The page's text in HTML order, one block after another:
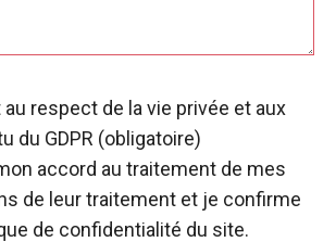
respect de la vie privée et aux
du GDPR (obligatoire)
accord au traitement de mes
de leur traitement et je confirme
de confidentialité du site.